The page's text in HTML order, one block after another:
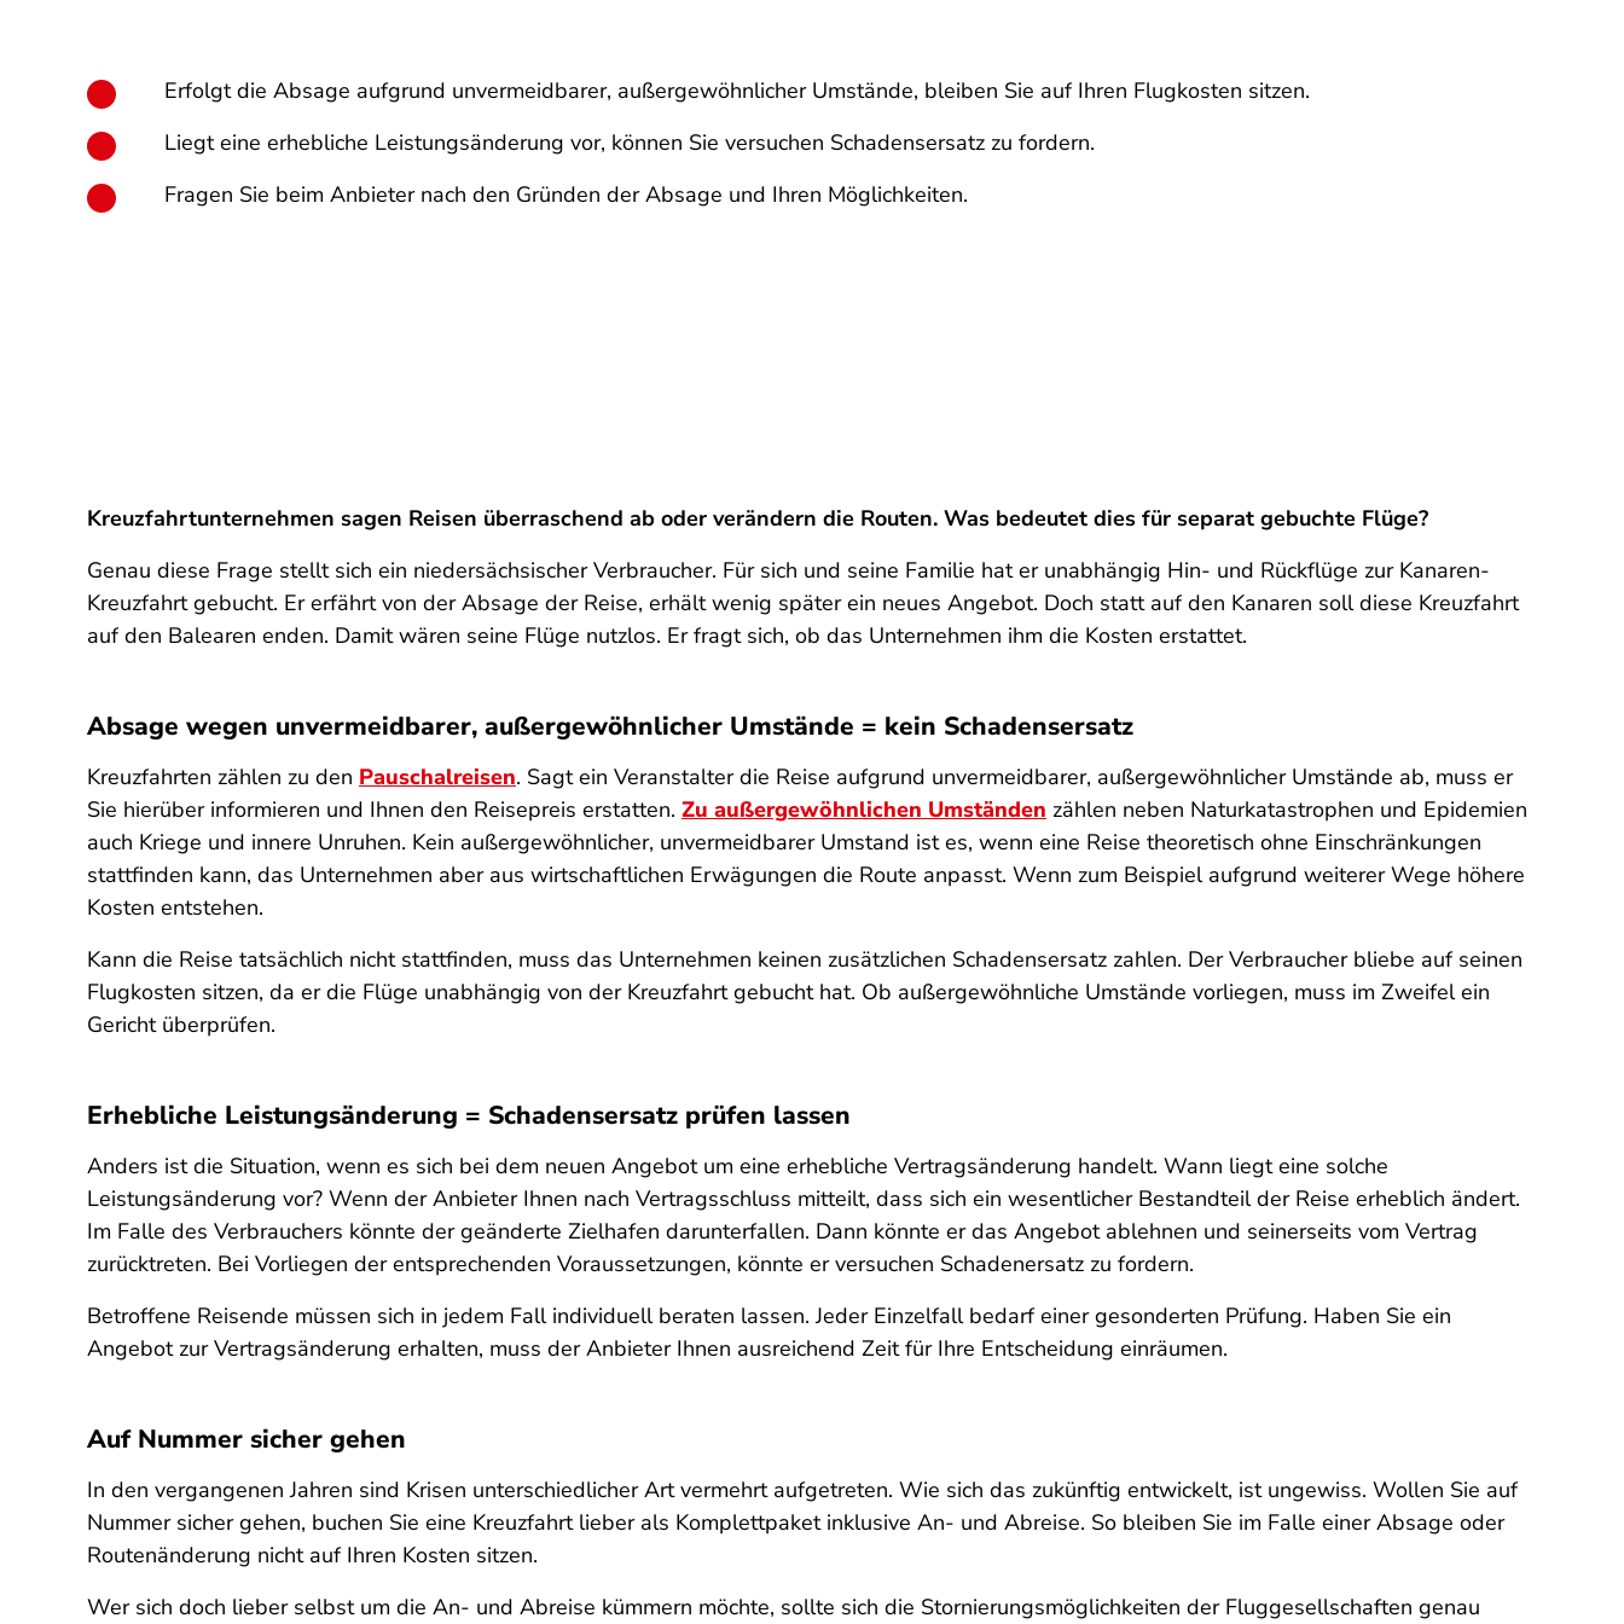
Erfolgt die Absage aufgrund unvermeidbarer, außergewöhnlicher Umstände, bleiben Sie auf Ihren Flugkosten sitzen.
Liegt eine erhebliche Leistungsänderung vor, können Sie versuchen Schadensersatz zu fordern.
Fragen Sie beim Anbieter nach den Gründen der Absage und Ihren Möglichkeiten.
Kreuzfahrtunternehmen sagen Reisen überraschend ab oder verändern die Routen. Was bedeutet dies für separat gebuchte Flüge?
Genau diese Frage stellt sich ein niedersächsischer Verbraucher. Für sich und seine Familie hat er unabhängig Hin- und Rückflüge zur Kanaren-
Kreuzfahrt gebucht. Er erfährt von der Absage der Reise, erhält wenig später ein neues Angebot. Doch statt auf den Kanaren soll diese Kreuzfahrt
auf den Balearen enden. Damit wären seine Flüge nutzlos. Er fragt sich, ob das Unternehmen ihm die Kosten erstattet.
Absage wegen unvermeidbarer, außergewöhnlicher Umstände = kein Schadensersatz
Kreuzfahrten zählen zu den Pauschalreisen. Sagt ein Veranstalter die Reise aufgrund unvermeidbarer, außergewöhnlicher Umstände ab, muss er
Sie hierüber informieren und Ihnen den Reisepreis erstatten. Zu außergewöhnlichen Umständen zählen neben Naturkatastrophen und Epidemien
auch Kriege und innere Unruhen. Kein außergewöhnlicher, unvermeidbarer Umstand ist es, wenn eine Reise theoretisch ohne Einschränkungen
stattfinden kann, das Unternehmen aber aus wirtschaftlichen Erwägungen die Route anpasst. Wenn zum Beispiel aufgrund weiterer Wege höhere
Kosten entstehen.
Kann die Reise tatsächlich nicht stattfinden, muss das Unternehmen keinen zusätzlichen Schadensersatz zahlen. Der Verbraucher bliebe auf seinen
Flugkosten sitzen, da er die Flüge unabhängig von der Kreuzfahrt gebucht hat. Ob außergewöhnliche Umstände vorliegen, muss im Zweifel ein
Gericht überprüfen.
Erhebliche Leistungsänderung = Schadensersatz prüfen lassen
Anders ist die Situation, wenn es sich bei dem neuen Angebot um eine erhebliche Vertragsänderung handelt. Wann liegt eine solche
Leistungsänderung vor? Wenn der Anbieter Ihnen nach Vertragsschluss mitteilt, dass sich ein wesentlicher Bestandteil der Reise erheblich ändert.
Im Falle des Verbrauchers könnte der geänderte Zielhafen darunterfallen. Dann könnte er das Angebot ablehnen und seinerseits vom Vertrag
zurücktreten. Bei Vorliegen der entsprechenden Voraussetzungen, könnte er versuchen Schadenersatz zu fordern.
Betroffene Reisende müssen sich in jedem Fall individuell beraten lassen. Jeder Einzelfall bedarf einer gesonderten Prüfung. Haben Sie ein
Angebot zur Vertragsänderung erhalten, muss der Anbieter Ihnen ausreichend Zeit für Ihre Entscheidung einräumen.
Auf Nummer sicher gehen
In den vergangenen Jahren sind Krisen unterschiedlicher Art vermehrt aufgetreten. Wie sich das zukünftig entwickelt, ist ungewiss. Wollen Sie auf
Nummer sicher gehen, buchen Sie eine Kreuzfahrt lieber als Komplettpaket inklusive An- und Abreise. So bleiben Sie im Falle einer Absage oder
Routenänderung nicht auf Ihren Kosten sitzen.
Wer sich doch lieber selbst um die An- und Abreise kümmern möchte, sollte sich die Stornierungsmöglichkeiten der Fluggesellschaften genau